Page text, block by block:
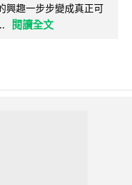
興趣一步步變成真正可
閱讀全文